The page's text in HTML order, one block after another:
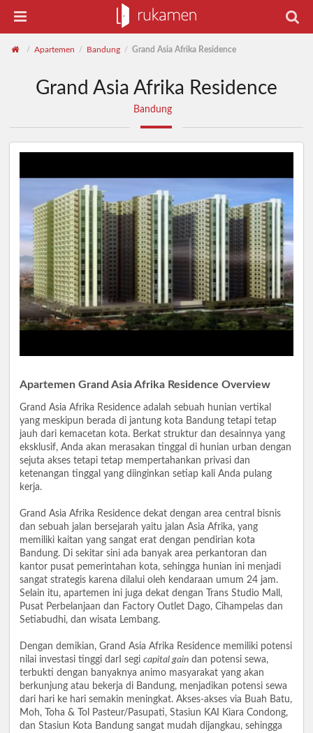
/ Apartemen / Bandung / Grand Asia Afrika Residence
Grand Asia Afrika Residence
Bandung
Apartemen Grand Asia Afrika Residence Overview
Grand Asia Afrika Residence adalah sebuah hunian vertikal
yang meskipun berada di jantung kota Bandung tetapi tetap
jauh dari kemacetan kota. Berkat struktur dan desainnya yang
eksklusif, Anda akan merasakan tinggal di hunian urban dengan
sejuta akses tetapi tetap mempertahankan privasi dan
ketenangan tinggal yang diinginkan setiap kali Anda pulang
kerja.
Grand Asia Afrika Residence dekat dengan area central bisnis
dan sebuah jalan bersejarah yaitu jalan Asia Afrika, yang
memiliki kaitan yang sangat erat dengan pendirian kota
Bandung. Di sekitar sini ada banyak area perkantoran dan
kantor pusat pemerintahan kota, sehingga hunian ini menjadi
sangat strategis karena dilalui oleh kendaraan umum 24 jam.
Selain itu, apartemen ini juga dekat dengan Trans Studio Mall,
Pusat Perbelanjaan dan Factory Outlet Dago, Cihampelas dan
Setiabudhi, dan wisata Lembang.
Dengan demikian, Grand Asia Afrika Residence memiliki potensi
nilai investasi tinggi darI segi capital gain dan potensi sewa,
terbukti dengan banyaknya animo masyarakat yang akan
berkunjung atau bekerja di Bandung, menjadikan potensi sewa
dari hari ke hari semakin meningkat. Akses-akses via Buah Batu,
Moh, Toha & Tol Pasteur/Pasupati, Stasiun KAI Kiara Condong,
dan Stasiun Kota Bandung sangat mudah dijangkau, sehingga